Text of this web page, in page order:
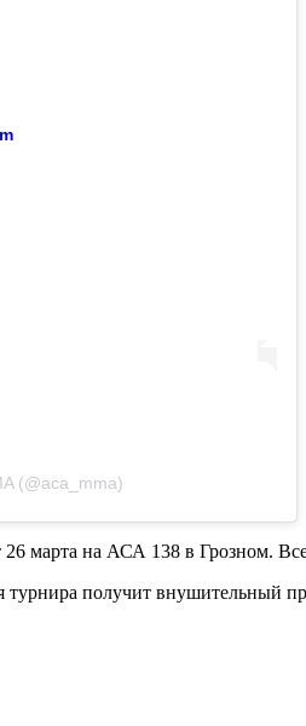
(@aca_mma)
марта на АСА 138 в Грозном.
получит внушительный